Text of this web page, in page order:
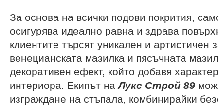
За основа на всички подови покрития,
осигурява идеално равна и здрава
клиентите търсят уникален и артистичен
венецианската мазилка и пясъчната
декоративен ефект, който добавя
интериора. Екипът наЛукс Строй 89
изграждане на стъпала, комбинирайки